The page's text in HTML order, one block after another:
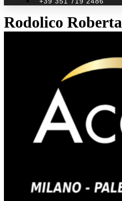
Rodolico Roberta